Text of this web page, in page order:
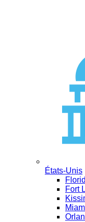
États-Unis
Fort